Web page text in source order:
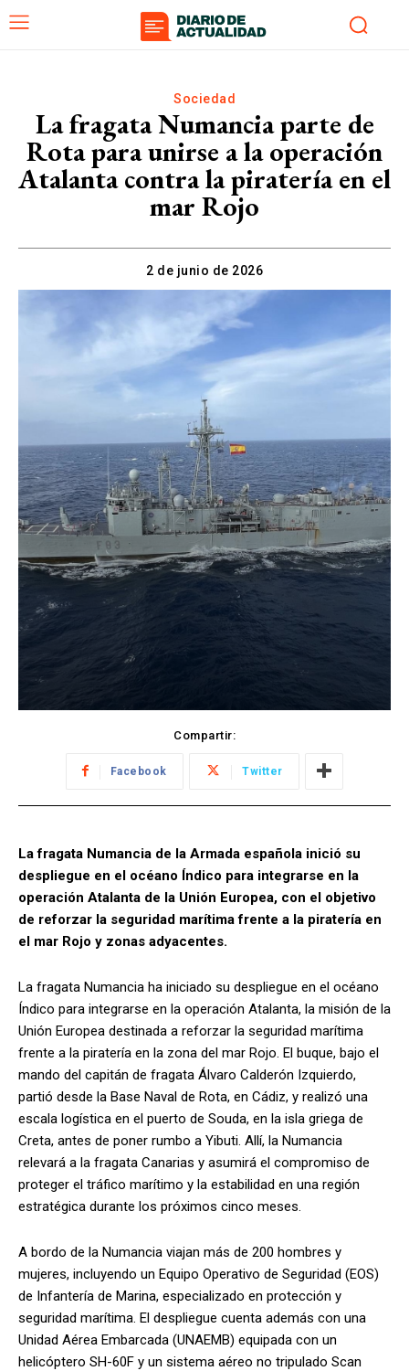
Sociedad
La fragata Numancia parte de
Rota para unirse a la operación
Atalanta contra la piratería en el
mar Rojo
2 de junio de 2026
Compartir:
Facebook Twitter
La fragata Numancia de la Armada española inició su
despliegue en el océano Índico para integrarse en la
operación Atalanta de la Unión Europea, con el objetivo
de reforzar la seguridad marítima frente a la piratería en
el mar Rojo y zonas adyacentes.
La fragata Numancia ha iniciado su despliegue en el océano
Índico para integrarse en la operación Atalanta, la misión de la
Unión Europea destinada a reforzar la seguridad marítima
frente a la piratería en la zona del mar Rojo. El buque, bajo el
mando del capitán de fragata Álvaro Calderón Izquierdo,
partió desde la Base Naval de Rota, en Cádiz, y realizó una
escala logística en el puerto de Souda, en la isla griega de
Creta, antes de poner rumbo a Yibuti. Allí, la Numancia
relevará a la fragata Canarias y asumirá el compromiso de
proteger el tráfico marítimo y la estabilidad en una región
estratégica durante los próximos cinco meses.
A bordo de la Numancia viajan más de 200 hombres y
mujeres, incluyendo un Equipo Operativo de Seguridad (EOS)
de Infantería de Marina, especializado en protección y
seguridad marítima. El despliegue cuenta además con una
Unidad Aérea Embarcada (UNAEMB) equipada con un
helicóptero SH-60F y un sistema aéreo no tripulado Scan